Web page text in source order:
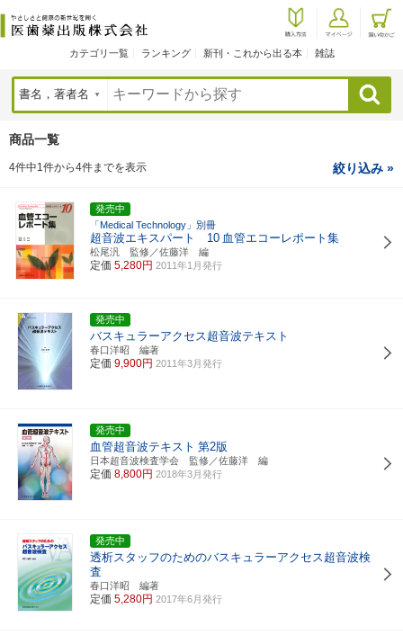
カテゴリ一覧 ランキング 新刊・これから出る本 雑誌
検索
商品一覧
4件中1件から4件までを表示 絞り込み »
発売中
「Medical Technology」別冊
超音波エキスパート 10 血管エコーレポート集
松尾汎 監修／佐藤洋 編
定価 5,280円 2011年1月発行
発売中
バスキュラーアクセス超音波テキスト
春口洋昭 編著
定価 9,900円 2011年3月発行
発売中
血管超音波テキスト 第2版
日本超音波検査学会 監修／佐藤洋 編
定価 8,800円 2018年3月発行
発売中
透析スタッフのためのバスキュラーアクセス超音波検
査
春口洋昭 編著
定価 5,280円 2017年6月発行